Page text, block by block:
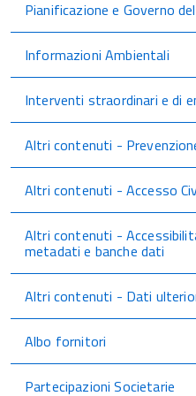
Pianificazione e Governo
Informazioni Ambientali
Interventi straordinari e di
Altri contenuti -
Altri contenuti - Accesso
Altri contenuti -
metadati e banche dati
Altri contenuti - Dati
Albo fornitori
Partecipazioni Societarie